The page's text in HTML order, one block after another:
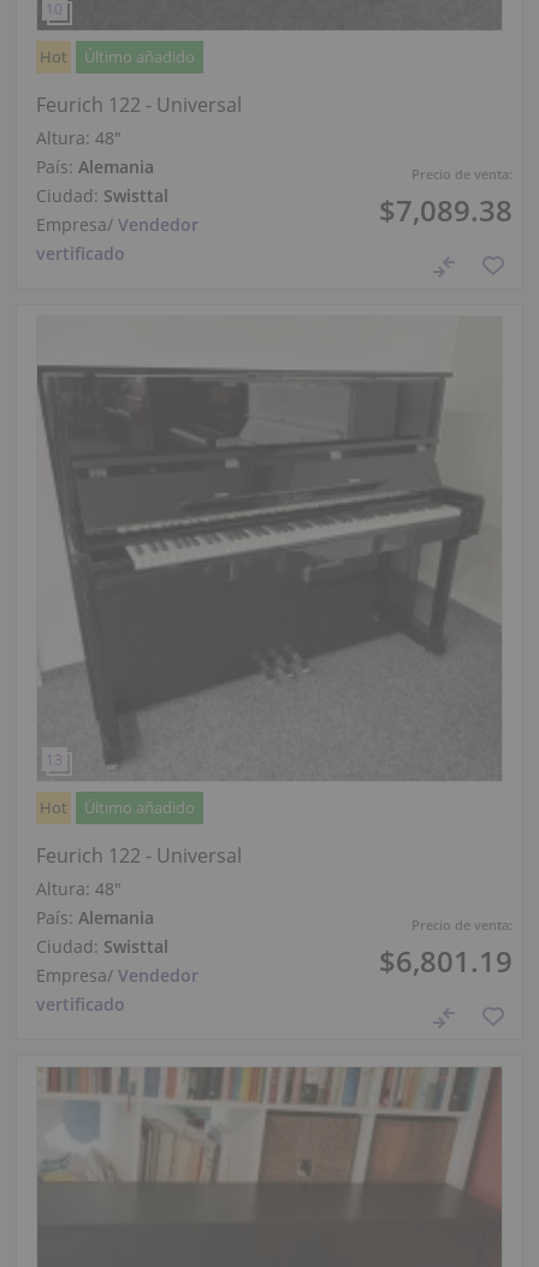
Precio de venta:
$7,089.38
Hot Último añadido
Feurich 122 - Universal
Altura: 48″
País: Alemania
Ciudad: Swisttal
Empresa/ Vendedor
vertificado
Precio de venta:
$6,801.19
Hot Último añadido
Feurich 122 - Universal
Altura: 48″
País: Alemania
Ciudad: Swisttal
Empresa/ Vendedor
vertificado